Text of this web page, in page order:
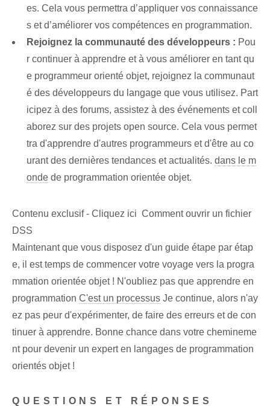
es. Cela vous permettra d’appliquer vos connaissance
s et d’améliorer vos compétences en programmation.
Rejoignez la communauté des développeurs : Pou
r continuer à apprendre et à vous améliorer en tant qu
e programmeur orienté objet, rejoignez la communaut
é des développeurs du langage que vous utilisez. Part
icipez à des forums, assistez à des événements et coll
aborez sur des projets open source. ⁣Cela vous permet
tra d'apprendre⁢ d'autres programmeurs et d'être au co
urant des dernières tendances et actualités. dans le m
onde de programmation orientée objet.
Contenu exclusif - Cliquez ici Comment ouvrir un fichier
DSS
Maintenant que vous disposez d'un guide étape par étap
e, il est temps de commencer votre voyage vers la progra
mmation orientée objet ! N'oubliez pas que ⁤apprendre ⁤en
programmation C'est un processus Je continue, alors n'ay
ez pas peur d'expérimenter, de faire des erreurs et de con
tinuer à apprendre. Bonne chance dans votre chemineme
nt pour devenir un expert en langages de programmation
orientés objet !
QUESTIONS ET RÉPONSES